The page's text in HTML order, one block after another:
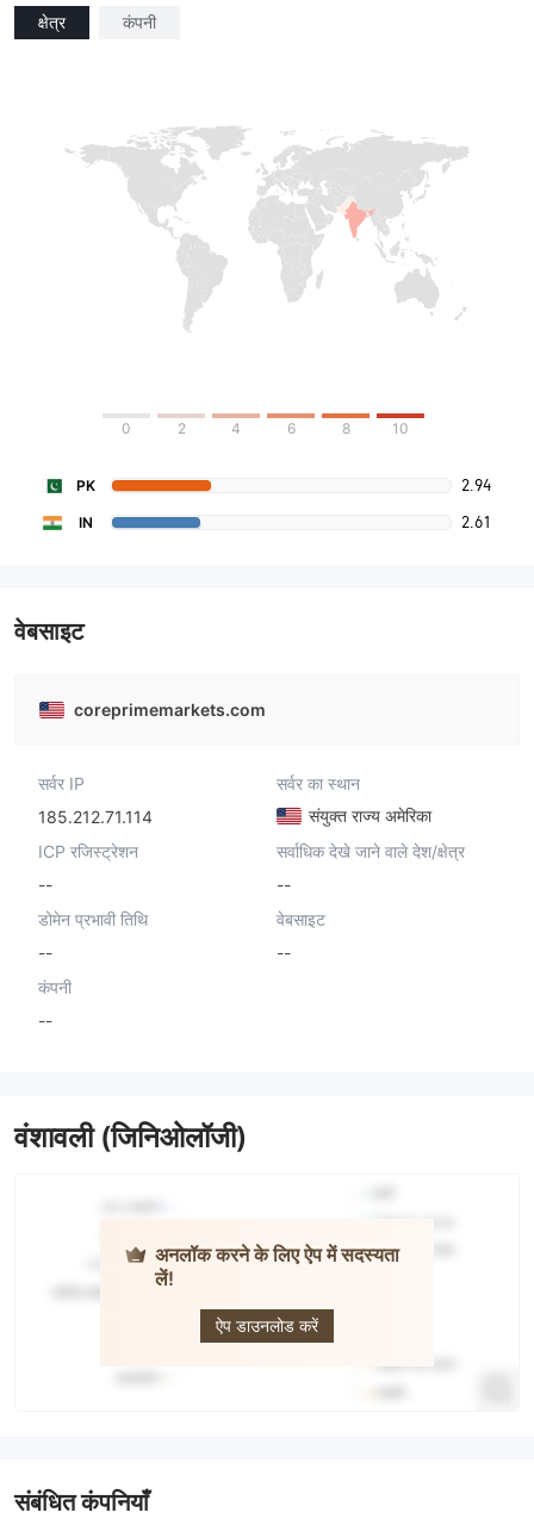
क्षेत्र कंपनी
0 2 4 6 8 10
PK 2.94
IN 2.61
वेबसाइट
coreprimemarkets.com
सर्वर IP
185.212.71.114
सर्वर का स्थान
संयुक्त राज्य अमेरिका
ICP रजिस्ट्रेशन
--
सर्वाधिक देखे जाने वाले देश/क्षेत्र
--
डोमेन प्रभावी तिथि
--
वेबसाइट
--
कंपनी
--
वंशावली (जिनिओलॉजी)
अनलॉक करने के लिए ऐप में सदस्यता
लें!
ऐप डाउनलोड करें
संबंधित कंपनियाँ